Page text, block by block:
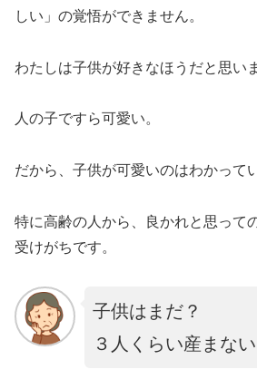
しい」の覚悟ができません。
わたしは子供が好きなほうだと思い
人の子ですら可愛い。
だから、子供が可愛いのはわかって
特に高齢の人から、良かれと思って
受けがちです。
子供はまだ？
３人くらい産まな